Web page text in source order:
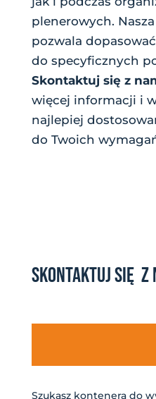
plenerowych.
pozwala
do specyficznych
Skontaktuj się z
więcej informacji i
najlepiej
do Twoich
SKONTAKTUJ SIĘ Z
Szukasz kontenera do